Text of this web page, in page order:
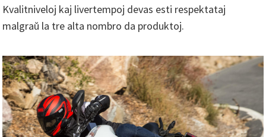
Kvalitniveloj kaj livertempoj devas esti respektataj
malgraŭ la tre alta nombro da produktoj.